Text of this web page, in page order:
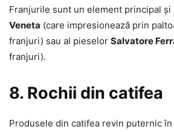
Franjurile sunt un element principal
Veneta (care impresionează prin
franjuri) sau al pieselor Salvatore
franjuri).
8. Rochii din catifea
Produsele din catifea revin puternic în